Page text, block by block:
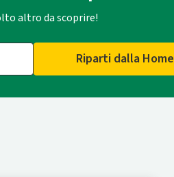
altro da scoprire!
Riparti dalla Home